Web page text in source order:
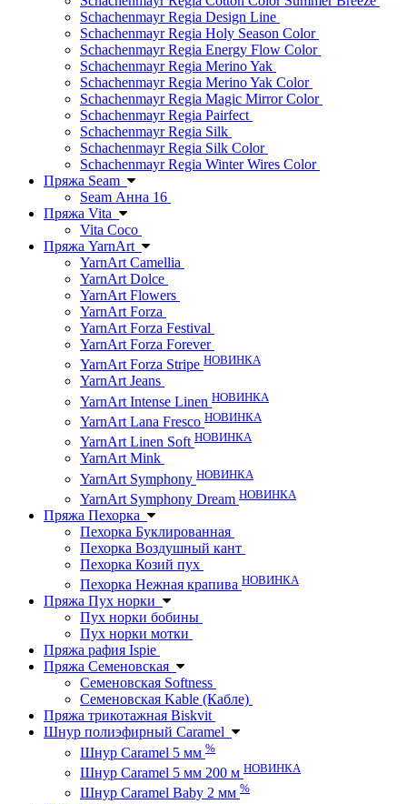
Schachenmayr Regia Design Line
Schachenmayr Regia Holy Season Color
Schachenmayr Regia Energy Flow Color
Schachenmayr Regia Merino Yak
Schachenmayr Regia Merino Yak Color
Schachenmayr Regia Magic Mirror Color
Schachenmayr Regia Pairfect
Schachenmayr Regia Silk
Schachenmayr Regia Silk Color
Schachenmayr Regia Winter Wires Color
Пряжа Seam
Seam Анна 16
Пряжа Vita
Vita Coco
Пряжа YarnArt
YarnArt Camellia
YarnArt Dolce
YarnArt Flowers
YarnArt Forza
YarnArt Forza Festival
YarnArt Forza Forever
YarnArt Forza Stripe НОВИНКА
YarnArt Jeans
YarnArt Intense Linen НОВИНКА
YarnArt Lana Fresco НОВИНКА
YarnArt Linen Soft НОВИНКА
YarnArt Mink
YarnArt Symphony НОВИНКА
YarnArt Symphony Dream НОВИНКА
Пряжа Пехорка
Пехорка Буклированная
Пехорка Воздушный кант
Пехорка Козий пух
Пехорка Нежная крапива НОВИНКА
Пряжа Пух норки
Пух норки бобины
Пух норки мотки
Пряжа рафия Ispie
Пряжа Семеновская
Семеновская Softness
Семеновская Kable (Кабле)
Пряжа трикотажная Biskvit
Шнур полиэфирный Caramel
Шнур Caramel 5 мм %
Шнур Caramel 5 мм 200 м НОВИНКА
Шнур Caramel Baby 2 мм %